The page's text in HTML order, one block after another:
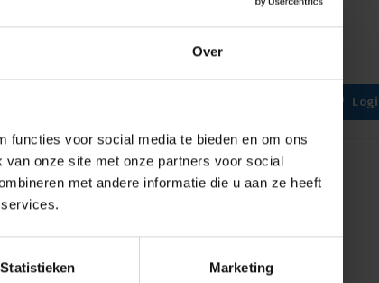
Over
functies voor social media te bieden en om ons
onze site met onze partners voor social
met andere informatie die u aan ze heeft
Statistieken Marketing
polige mannelijke XLR-connector met een zwarte
en goudcontacten. Dit is de volgende generatie